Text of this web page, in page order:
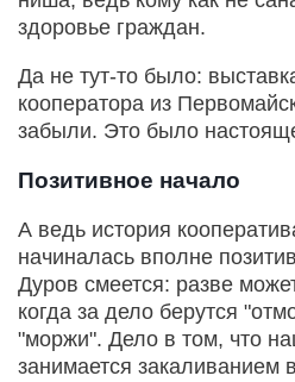
здоровье граждан.
Да не тут-то было:
кооператора из
забыли. Это было
Позитивное начало
А ведь история
начиналась вполне
Дуров смеется: разве
когда за дело берутся
"моржи". Дело в том, что
занимается закаливанием